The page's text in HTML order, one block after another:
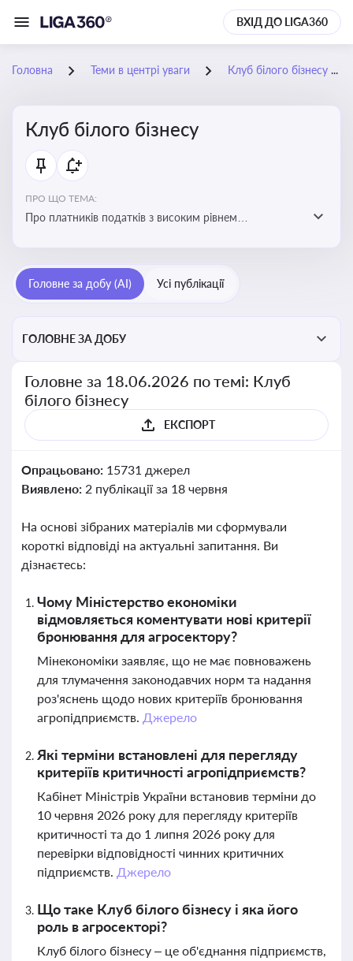
ВХІД ДО LIGA360
Головна Теми в центрі уваги Клуб білого бізнесу
Клуб білого бізнесу
ПРО ЩО ТЕМА:
Про платників податків з високим рівнем
Головне за добу (AI) Усі публікації
ГОЛОВНЕ ЗА ДОБУ
Головне за 18.06.2026 по темі: Клуб
білого бізнесу
ЕКСПОРТ
Опрацьовано: 15731 джерел
Виявлено: 2 публікації за 18 червня
На основі зібраних матеріалів ми сформували
короткі відповіді на актуальні запитання. Ви
дізнаєтесь:
Чому Міністерство економіки
відмовляється коментувати нові критерії
бронювання для агросектору?
Мінекономіки заявляє, що не має повноважень
для тлумачення законодавчих норм та надання
роз'яснень щодо нових критеріїв бронювання
агропідприємств. Джерело
Які терміни встановлені для перегляду
критеріїв критичності агропідприємств?
Кабінет Міністрів України встановив терміни до
10 червня 2026 року для перегляду критеріїв
критичності та до 1 липня 2026 року для
перевірки відповідності чинних критичних
підприємств. Джерело
Що таке Клуб білого бізнесу і яка його
роль в агросекторі?
Клуб білого бізнесу – це об'єднання підприємств,